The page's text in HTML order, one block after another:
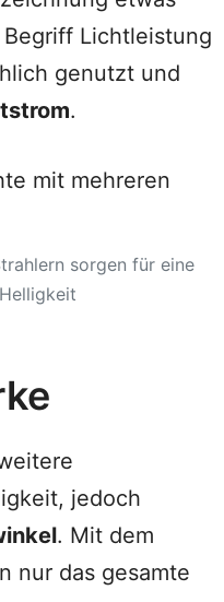
Lichtleistung
genutzt und
.
sorgen für eine
jedoch
. Mit dem
nur das gesamte